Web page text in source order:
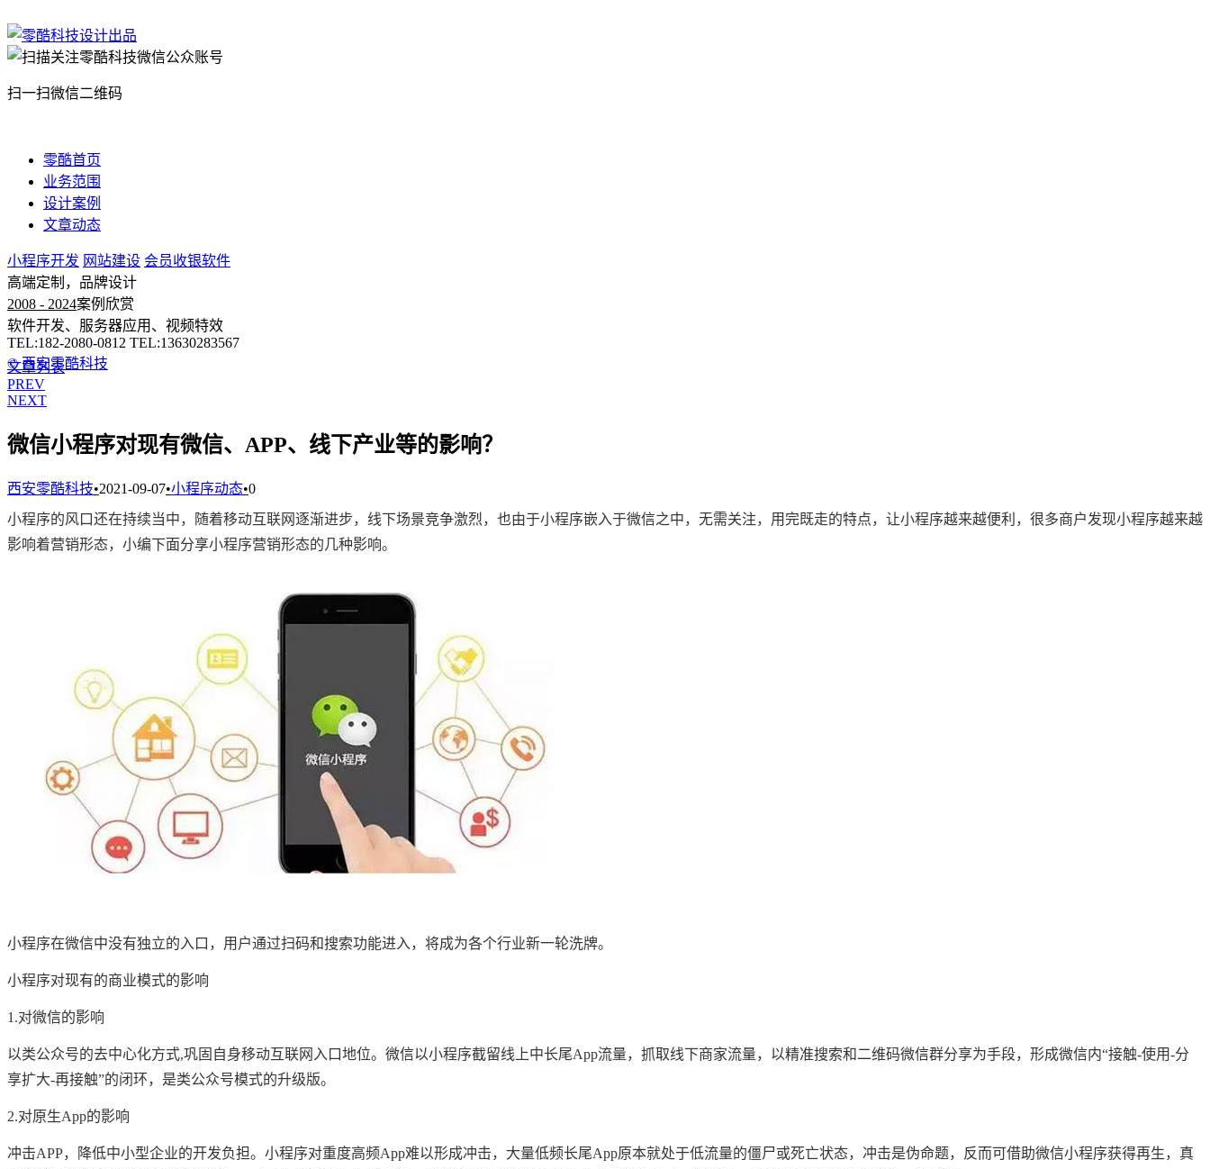
扫一扫微信二维码
零酷首页
业务范围
设计案例
文章动态
小程序开发 网站建设 会员收银软件
高端定制，品牌设计
2008 - 2024案例欣赏
软件开发、服务器应用、视频特效
TEL:182-2080-0812 TEL:13630283567
© 西安零酷科技
文章列表
PREV
NEXT
微信小程序对现有微信、APP、线下产业等的影响？
西安零酷科技•2021-09-07•小程序动态•0
小程序的风口还在持续当中，随着移动互联网逐渐进步，线下场景竞争激烈，也由于小程序嵌入于微信之中，无需关注，用完既走的特点，让小程序越来越便利，很多商户发现小程序越来越
影响着营销形态，小编下面分享小程序营销形态的几种影响。
小程序在微信中没有独立的入口，用户通过扫码和搜索功能进入，将成为各个行业新一轮洗牌。
小程序对现有的商业模式的影响
1.对微信的影响
以类公众号的去中心化方式,巩固自身移动互联网入口地位。微信以小程序截留线上中长尾App流量，抓取线下商家流量，以精准搜索和二维码微信群分享为手段，形成微信内“接触-使用-分
享扩大-再接触”的闭环，是类公众号模式的升级版。
2.对原生App的影响
冲击APP，降低中小型企业的开发负担。小程序对重度高频App难以形成冲击，大量低频长尾App原本就处于低流量的僵尸或死亡状态，冲击是伪命题，反而可借助微信小程序获得再生，真